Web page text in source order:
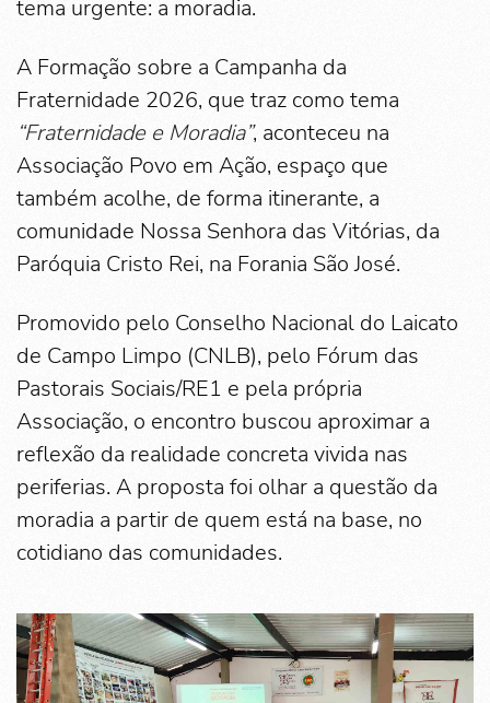
tema urgente: a moradia.
A Formação sobre a Campanha da
Fraternidade 2026, que traz como tema
“Fraternidade e Moradia”, aconteceu na
Associação Povo em Ação, espaço que
também acolhe, de forma itinerante, a
comunidade Nossa Senhora das Vitórias, da
Paróquia Cristo Rei, na Forania São José.
Promovido pelo Conselho Nacional do Laicato
de Campo Limpo (CNLB), pelo Fórum das
Pastorais Sociais/RE1 e pela própria
Associação, o encontro buscou aproximar a
reflexão da realidade concreta vivida nas
periferias. A proposta foi olhar a questão da
moradia a partir de quem está na base, no
cotidiano das comunidades.